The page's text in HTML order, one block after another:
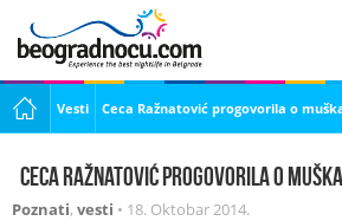
Vesti Ceca Ražnatović progovorila o
Ceca Ražnatović progovorila o
Poznati, vesti • 18. Oktobar 2014.